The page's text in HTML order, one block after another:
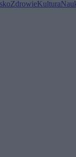
ZdrowieKultura